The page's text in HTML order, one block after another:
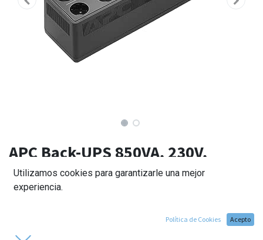
APC Back-UPS 850VA, 230V,
puertos de recarga USB tipo-C y A
Utilizamos cookies para garantizarle una mejor
experiencia.
Política de Cookies Acepto